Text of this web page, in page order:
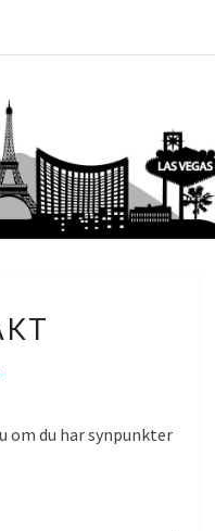
C4
Allt Du
Veta
Om
om du har synpunkter